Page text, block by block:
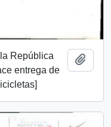
República
entrega de
Add